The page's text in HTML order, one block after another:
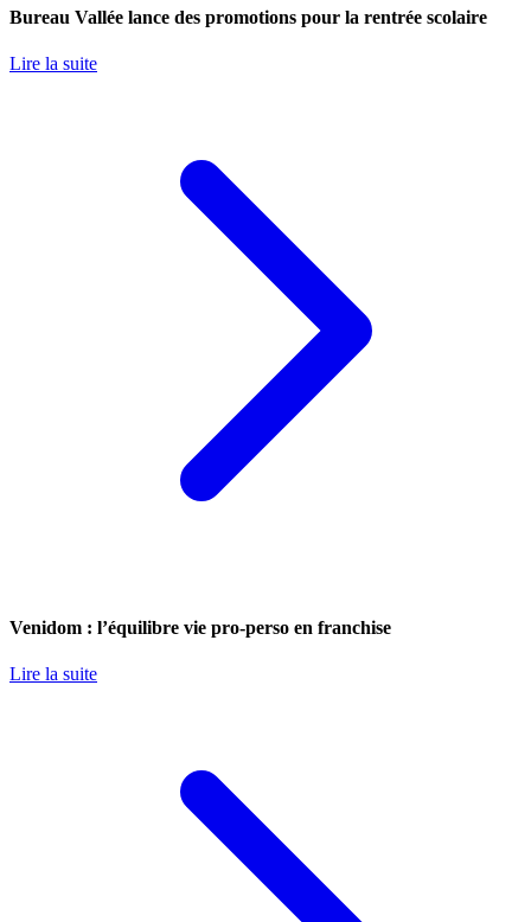
Bureau Vallée lance des promotions pour la rentrée scolaire
Lire la suite
Venidom : l’équilibre vie pro-perso en franchise
Lire la suite